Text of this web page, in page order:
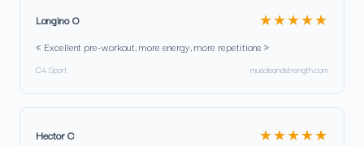
Longino O ★★★★★
« Excellent pre-workout, more energy, more repetitions »
C4 Sport muscleandstrength.com
Hector C ★★★★★